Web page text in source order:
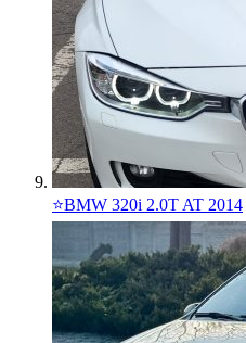
⭐️BMW 320i 2.0T AT 2014